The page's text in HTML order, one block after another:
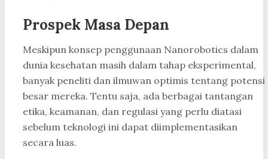
Prospek Masa Depan
Meskipun konsep penggunaan Nanorobotics dalam
dunia kesehatan masih dalam tahap eksperimental,
banyak peneliti dan ilmuwan optimis tentang potensi
besar mereka. Tentu saja, ada berbagai tantangan
etika, keamanan, dan regulasi yang perlu diatasi
sebelum teknologi ini dapat diimplementasikan
secara luas.